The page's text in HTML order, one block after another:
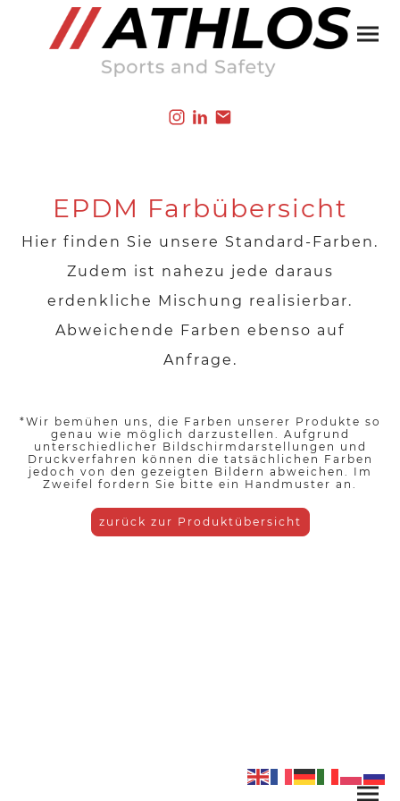
EPDM Farbübersicht
Hier finden Sie unsere Standard-Farben.
Zudem ist nahezu jede daraus
erdenkliche Mischung realisierbar.
Abweichende Farben ebenso auf
Anfrage.
*Wir bemühen uns, die Farben unserer Produkte so
genau wie möglich darzustellen. Aufgrund
unterschiedlicher Bildschirmdarstellungen und
Druckverfahren können die tatsächlichen Farben
jedoch von den gezeigten Bildern abweichen. Im
Zweifel fordern Sie bitte ein Handmuster an.
zurück zur Produktübersicht